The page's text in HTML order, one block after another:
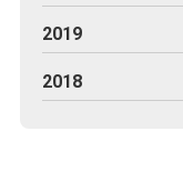
2019
2018